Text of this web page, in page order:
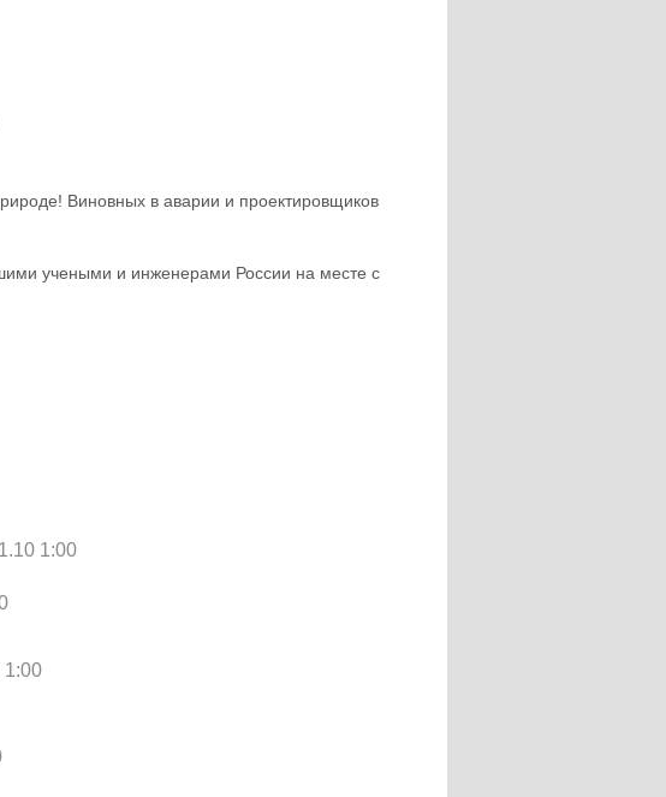
Виновных в аварии и проектировщиков
учеными и инженерами России на месте с
1:00
1:00